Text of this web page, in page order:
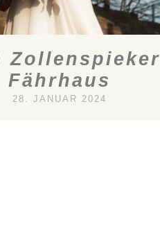
Zollenspieker
Fährhaus
28. JANUAR 2024